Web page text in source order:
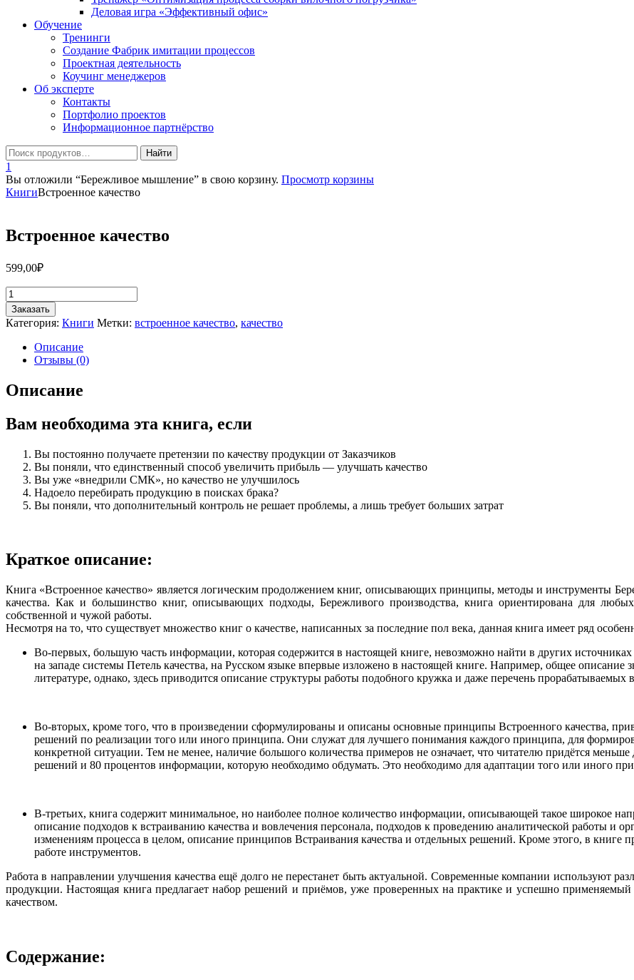
Деловая игра «Эффективный офис»
Обучение
Тренинги
Создание Фабрик имитации процессов
Проектная деятельность
Коучинг менеджеров
Об эксперте
Контакты
Портфолио проектов
Информационное партнёрство
1
Вы отложили “Бережливое мышление” в свою корзину. Просмотр корзины
КнигиВстроенное качество
Встроенное качество
599,00₽
Количество
товара
Встроенное
качество
Заказать
Категория: Книги Метки: встроенное качество, качество
Описание
Отзывы (0)
Описание
Вам необходима эта книга, если
Вы постоянно получаете претензии по качеству продукции от Заказчиков
Вы поняли, что единственный способ увеличить прибыль — улучшать качество
Вы уже «внедрили СМК», но качество не улучшилось
Надоело перебирать продукцию в поисках брака?
Вы поняли, что дополнительный контроль не решает проблемы, а лишь требует больших затрат
Краткое описание:
Книга «Встроенное качество» является логическим продолжением книг, описывающих принципы, методы и инструменты
качества. Как и большинство книг, описывающих подходы, Бережливого производства, книга ориентирована для
собственной и чужой работы.
Несмотря на то, что существует множество книг о качестве, написанных за последние пол века, данная книга имеет ряд
Во-первых, большую часть информации, которая содержится в настоящей книге, невозможно найти в других
на западе системы Петель качества, на Русском языке впервые изложено в настоящей книге. Например, общее описание
литературе, однако, здесь приводится описание структуры работы подобного кружка и даже перечень прорабатываемых
Во-вторых, кроме того, что в произведении сформулированы и описаны основные принципы Встроенного качества,
решений по реализации того или иного принципа. Они служат для лучшего понимания каждого принципа, для
конкретной ситуации. Тем не менее, наличие большого количества примеров не означает, что читателю придётся
решений и 80 процентов информации, которую необходимо обдумать. Это необходимо для адаптации того или иного
В-третьих, книга содержит минимальное, но наиболее полное количество информации, описывающей такое широкое
описание подходов к встраиванию качества и вовлечения персонала, подходов к проведению аналитической работы и
изменениям процесса в целом, описание принципов Встраивания качества и отдельных решений. Кроме этого, в
работе инструментов.
Работа в направлении улучшения качества ещё долго не перестанет быть актуальной. Современные компании используют
продукции. Настоящая книга предлагает набор решений и приёмов, уже проверенных на практике и успешно
качеством.
Содержание: